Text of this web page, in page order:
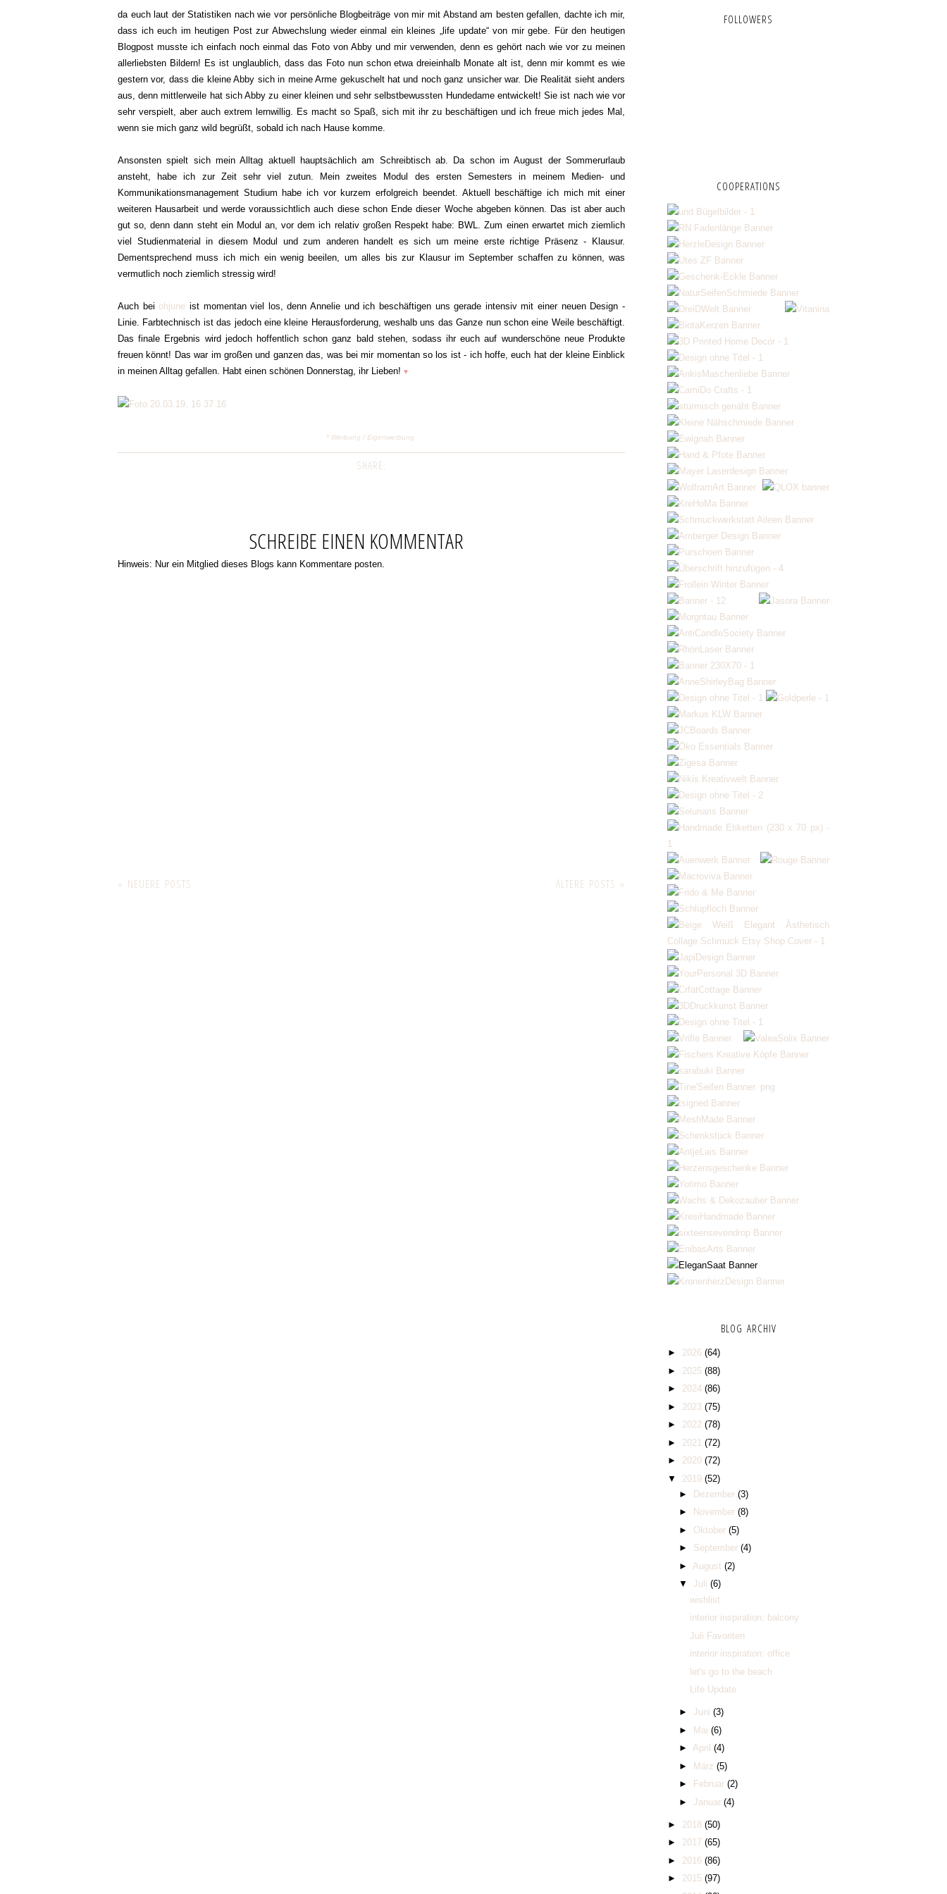
da euch laut der Statistiken nach wie vor persönliche Blogbeiträge von mir mit Abstand am besten gefallen, dachte ich mir,
dass ich euch im heutigen Post zur Abwechslung wieder einmal ein kleines „life update“ von mir gebe. Für den heutigen
Blogpost musste ich einfach noch einmal das Foto von Abby und mir verwenden, denn es gehört nach wie vor zu meinen
allerliebsten Bildern! Es ist unglaublich, dass das Foto nun schon etwa dreieinhalb Monate alt ist, denn mir kommt es wie
gestern vor, dass die kleine Abby sich in meine Arme gekuschelt hat und noch ganz unsicher war. Die Realität sieht anders
aus, denn mittlerweile hat sich Abby zu einer kleinen und sehr selbstbewussten Hundedame entwickelt! Sie ist nach wie vor
sehr verspielt, aber auch extrem lernwillig. Es macht so Spaß, sich mit ihr zu beschäftigen und ich freue mich jedes Mal,
wenn sie mich ganz wild begrüßt, sobald ich nach Hause komme.
Ansonsten spielt sich mein Alltag aktuell hauptsächlich am Schreibtisch ab. Da schon im August der Sommerurlaub
ansteht, habe ich zur Zeit sehr viel zutun. Mein zweites Modul des ersten Semesters in meinem Medien- und
Kommunikationsmanagement Studium habe ich vor kurzem erfolgreich beendet. Aktuell beschäftige ich mich mit einer
weiteren Hausarbeit und werde voraussichtlich auch diese schon Ende dieser Woche abgeben können. Das ist aber auch
gut so, denn dann steht ein Modul an, vor dem ich relativ großen Respekt habe: BWL. Zum einen erwartet mich ziemlich
viel Studienmaterial in diesem Modul und zum anderen handelt es sich um meine erste richtige Präsenz - Klausur.
Dementsprechend muss ich mich ein wenig beeilen, um alles bis zur Klausur im September schaffen zu können, was
vermutlich noch ziemlich stressig wird!
Auch bei ohjune ist momentan viel los, denn Annelie und ich beschäftigen uns gerade intensiv mit einer neuen Design -
Linie. Farbtechnisch ist das jedoch eine kleine Herausforderung, weshalb uns das Ganze nun schon eine Weile beschäftigt.
Das finale Ergebnis wird jedoch hoffentlich schon ganz bald stehen, sodass ihr euch auf wunderschöne neue Produkte
freuen könnt! Das war im großen und ganzen das, was bei mir momentan so los ist - ich hoffe, euch hat der kleine Einblick
in meinen Alltag gefallen. Habt einen schönen Donnerstag, ihr Lieben! ♥
* Werbung / Eigenwerbung
SHARE:
SCHREIBE EINEN KOMMENTAR
Hinweis: Nur ein Mitglied dieses Blogs kann Kommentare posten.
« NEUERE POSTS ÄLTERE POSTS »
FOLLOWERS
COOPERATIONS
BLOG ARCHIV
► 2026 (64)
► 2025 (88)
► 2024 (86)
► 2023 (75)
► 2022 (78)
► 2021 (72)
► 2020 (72)
▼ 2019 (52)
►
Dezember (3)
►
November (8)
► Oktober (5)
► September (4)
► August (2)
▼ Juli (6)
wishlist
interior inspiration: balcony
Juli Favoriten
interior inspiration: office
let's go to the beach
Life Update
► Juni (3)
► Mai (6)
► April (4)
► März (5)
►
Februar (2)
► Januar (4)
► 2018 (50)
► 2017 (65)
► 2016 (86)
► 2015 (97)